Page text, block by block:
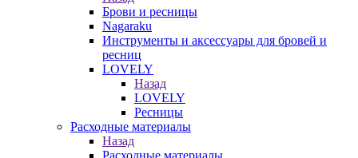
Брови и ресницы
Nagaraku
Инструменты и аксессуары для бровей и
ресниц
LOVELY
Назад
LOVELY
Ресницы
Расходные материалы
Назад
Расходные материалы